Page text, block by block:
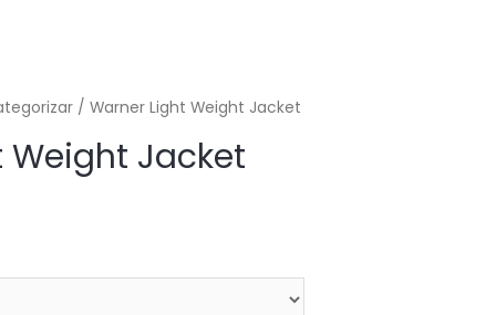
/ Warner Light Weight Jacket
Weight Jacket